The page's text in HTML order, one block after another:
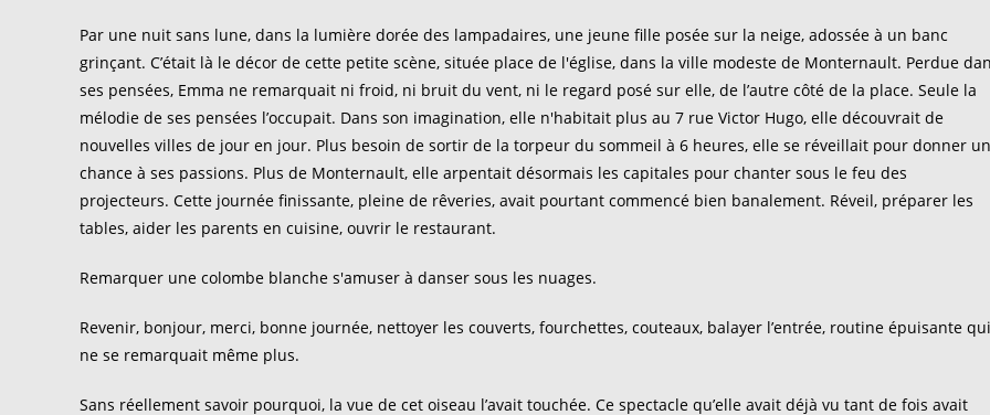
Par une nuit sans lune, dans la lumière dorée des lampadaires, une jeune fille posée sur la neige, adossée à un banc
grinçant. C’était là le décor de cette petite scène, située place de l'église, dans la ville modeste de Monternault. Perdue
ses pensées, Emma ne remarquait ni froid, ni bruit du vent, ni le regard posé sur elle, de l’autre côté de la place. Seule la
mélodie de ses pensées l’occupait. Dans son imagination, elle n'habitait plus au 7 rue Victor Hugo, elle découvrait de
nouvelles villes de jour en jour. Plus besoin de sortir de la torpeur du sommeil à 6 heures, elle se réveillait pour donner
chance à ses passions. Plus de Monternault, elle arpentait désormais les capitales pour chanter sous le feu des
projecteurs. Cette journée finissante, pleine de rêveries, avait pourtant commencé bien banalement. Réveil, préparer les
tables, aider les parents en cuisine, ouvrir le restaurant.
Remarquer une colombe blanche s'amuser à danser sous les nuages.
Revenir, bonjour, merci, bonne journée, nettoyer les couverts, fourchettes, couteaux, balayer l’entrée, routine épuisante qui
ne se remarquait même plus.
Sans réellement savoir pourquoi, la vue de cet oiseau l’avait touchée. Ce spectacle qu’elle avait déjà vu tant de fois avait